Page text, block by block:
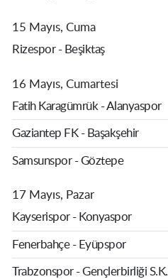
15 Mayıs, Cuma
Rizespor - Beşiktaş
16 Mayıs, Cumartesi
Fatih Karagümrük - Alanyaspor
Gaziantep FK - Başakşehir
Samsunspor - Göztepe
17 Mayıs, Pazar
Kayserispor - Konyaspor
Fenerbahçe - Eyüpspor
Trabzonspor - Gençlerbirliği S.K.